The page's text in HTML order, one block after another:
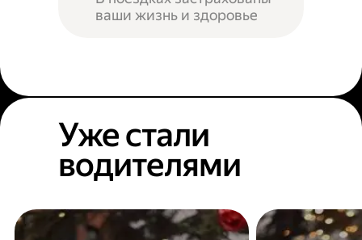
ваши жизнь и здоровье
Уже стали
водителями